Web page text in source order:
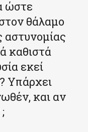
ώστε
θάλαμο
αστυνομίας
καθιστά
εκεί
Υπάρχει
και αν